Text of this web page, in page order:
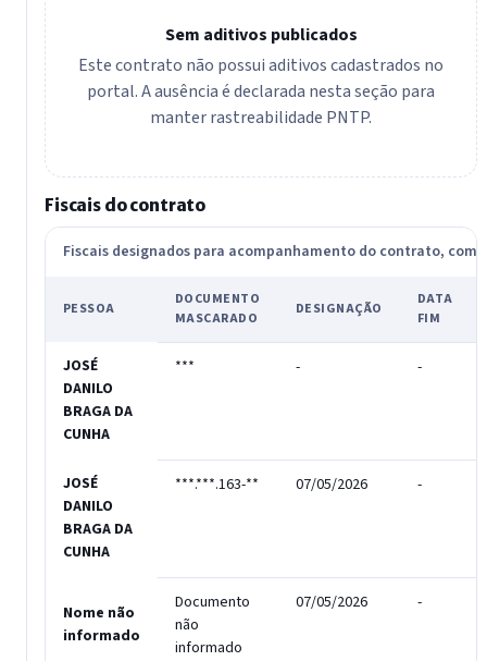
Sem aditivos publicados
Este contrato não possui aditivos cadastrados no
portal. A ausência é declarada nesta seção para
manter rastreabilidade PNTP.
Fiscais do contrato
Fiscais designados para acompanhamento do contrato, com
PESSOA
DOCUMENTO
MASCARADO
DESIGNAÇÃO
DATA
FIM
JOSÉ
DANILO
BRAGA DA
CUNHA
*** - -
JOSÉ
DANILO
BRAGA DA
CUNHA
***.***.163-** 07/05/2026 -
Nome não
informado
Documento
não
informado
07/05/2026 -